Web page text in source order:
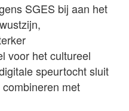
SGES bij aan het
voor het cultureel
speurtocht sluit
met